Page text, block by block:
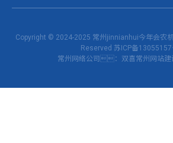
Copyright © 2024-2025 常州jinnianhui今年会农
Reserved 苏ICP备13055157
常州网络公司：双喜常州网站建